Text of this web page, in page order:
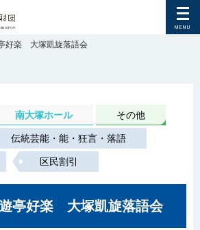
好楽 大塚凱旋落語会
南大塚ホール その他
伝統芸能・能・狂言・落語
区民割引
亭好楽 大塚凱旋落語会